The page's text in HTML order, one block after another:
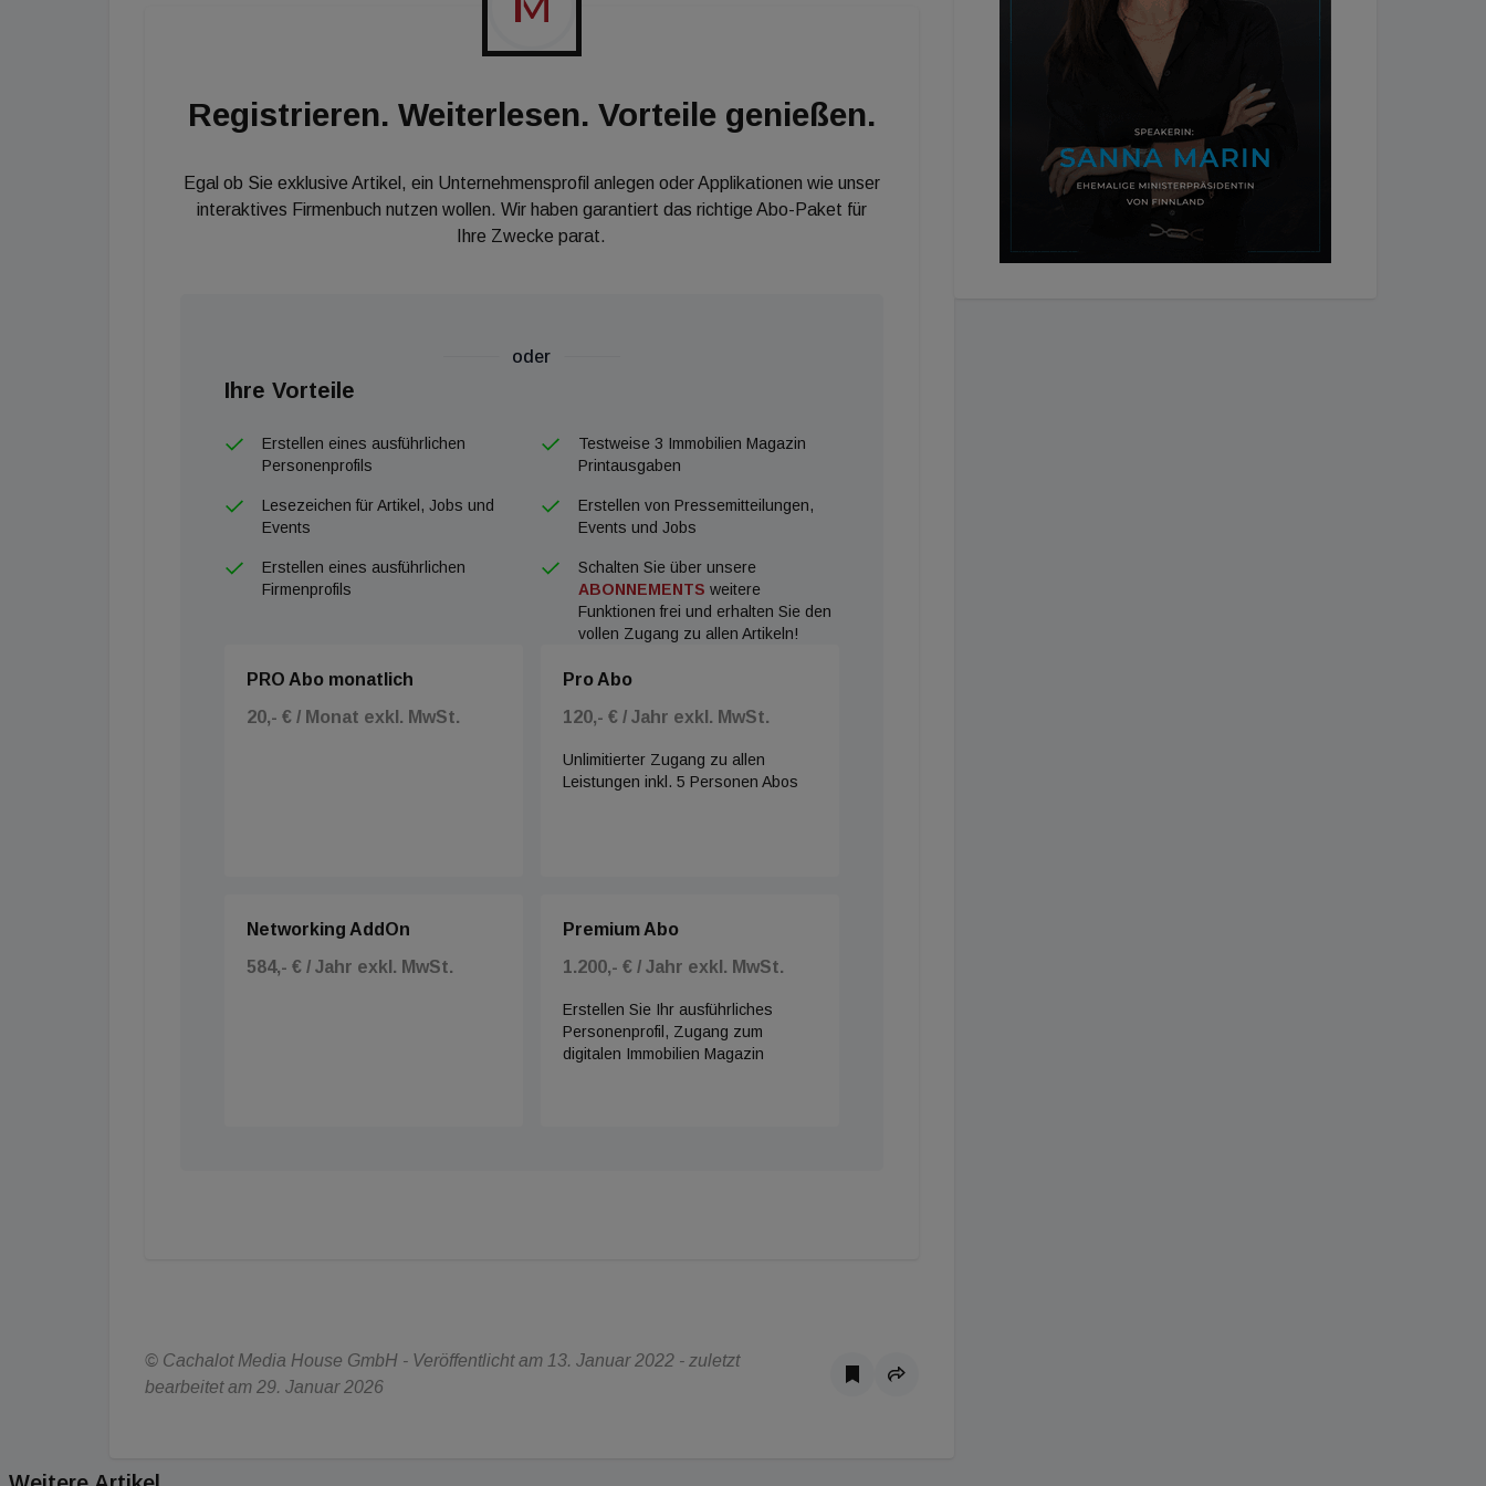
den entscheidenden Beitrag zur Entspannung des Marktes."
Registrieren. Weiterlesen. Vorteile genießen.
Egal ob Sie exklusive Artikel, ein Unternehmensprofil anlegen oder Applikationen wie unser
interaktives Firmenbuch nutzen wollen. Wir haben garantiert das richtige Abo-Paket für
Ihre Zwecke parat.
oder
Ihre Vorteile
Erstellen eines ausführlichen
Personenprofils
Testweise 3 Immobilien Magazin
Printausgaben
Lesezeichen für Artikel, Jobs und
Events
Erstellen von Pressemitteilungen,
Events und Jobs
Erstellen eines ausführlichen
Firmenprofils
Schalten Sie über unsere
ABONNEMENTS weitere
Funktionen frei und erhalten Sie den
vollen Zugang zu allen Artikeln!
PRO Abo monatlich
20,- € / Monat exkl. MwSt.
Pro Abo
120,- € / Jahr exkl. MwSt.
Unlimitierter Zugang zu allen
Leistungen inkl. 5 Personen Abos
Networking AddOn
584,- € / Jahr exkl. MwSt.
Premium Abo
1.200,- € / Jahr exkl. MwSt.
Erstellen Sie Ihr ausführliches
Personenprofil, Zugang zum
digitalen Immobilien Magazin
© Cachalot Media House GmbH - Veröffentlicht am 13. Januar 2022 - zuletzt
bearbeitet am 29. Januar 2026